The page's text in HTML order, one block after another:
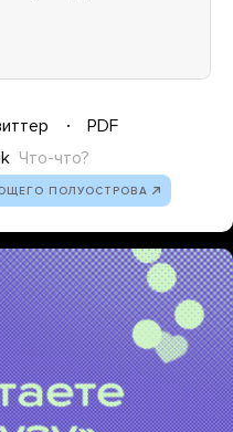
PDF
Что-что?
ПОЛУОСТРОВА